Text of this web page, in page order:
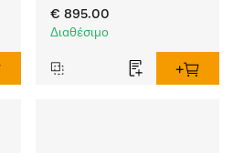
πλυντηρίου ρούχων και
του στεγνωτηρίου.
€ 895.00
Διαθέσιμο